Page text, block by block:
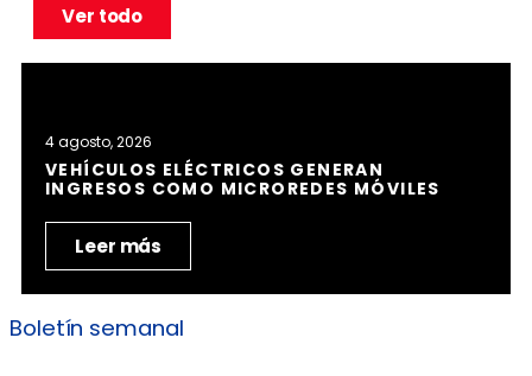
Ver todo
4 agosto, 2026
VEHÍCULOS ELÉCTRICOS GENERAN
INGRESOS COMO MICROREDES MÓVILES
Leer más
Boletín semanal